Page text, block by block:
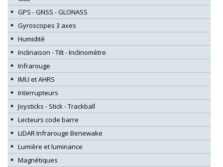
GPS - GNSS - GLONASS
Gyroscopes 3 axes
Humidité
Inclinaison - Tilt - Inclinomètre
Infrarouge
IMU et AHRS
Interrupteurs
Joysticks - Stick - Trackball
Lecteurs code barre
LiDAR Infrarouge Benewake
Lumière et luminance
Magnétiques